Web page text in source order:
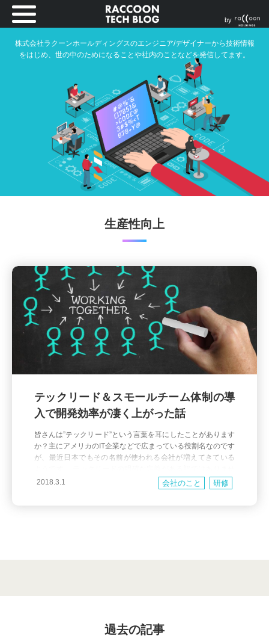
株式会社ラクーンホールディングスのエンジニア/デザイナーから技術情報
をはじめ、世の中のためになることや社内のことなどを発信してます。
by
生産性向上
テックリード＆スモールチーム体制の導
入で開発効率が凄く上がった話
皆さんは”テックリード”という言葉を耳にしたことがあります
か？主にアメリカのIT企業などで広まっている役割名なのです
が、最近日本でもその名前が使われる会社が増えてきている
んが、一般的に下記の様な役割を担っています。 開発チーム
の生産性を最大化させる 採用した技術や設計に責任を持つ 品
2018.3.1 会社のこと 研修
過去の記事